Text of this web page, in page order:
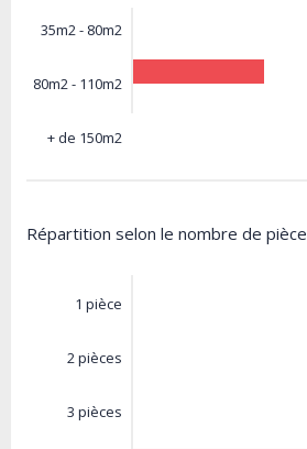
35m2 - 80m2
80m2 - 110m2
+ de 150m2
Répartition selon le nombre de pièce
1 pièce
2 pièces
3 pièces